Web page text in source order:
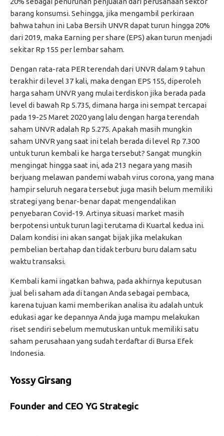
barang konsumsi. Sehingga, jika mengambil perkiraan
bahwa tahun ini Laba Bersih UNVR dapat turun hingga 20%
dari 2019, maka Earning per share (EPS) akan turun menjadi
sekitar Rp 155 per lembar saham.
Dengan rata-rata PER terendah dari UNVR dalam 9 tahun
terakhir di level 37 kali, maka dengan EPS 155, diperoleh
harga saham UNVR yang mulai terdiskon jika berada pada
level di bawah Rp 5.735, dimana harga ini sempat tercapai
pada 19-25 Maret 2020 yang lalu dengan harga terendah
saham UNVR adalah Rp 5.275. Apakah masih mungkin
saham UNVR yang saat ini telah berada di level Rp 7.300
untuk turun kembali ke harga tersebut? Sangat mungkin
mengingat hingga saat ini, ada 213 negara yang masih
berjuang melawan pandemi wabah virus corona, yang mana
hampir seluruh negara tersebut juga masih belum memiliki
strategi yang benar-benar dapat mengendalikan
penyebaran Covid-19. Artinya situasi market masih
berpotensi untuk turun lagi terutama di Kuartal kedua ini.
Dalam kondisi ini akan sangat bijak jika melakukan
pembelian bertahap dan tidak terburu buru dalam satu
waktu transaksi.
Kembali kami ingatkan bahwa, pada akhirnya keputusan
jual beli saham ada di tangan Anda sebagai pembaca,
karena tujuan kami memberikan analisa itu adalah untuk
edukasi agar ke depannya Anda juga mampu melakukan
riset sendiri sebelum memutuskan untuk memiliki satu
saham perusahaan yang sudah terdaftar di Bursa Efek
Indonesia.
Yossy Girsang
Founder and CEO YG Strategic